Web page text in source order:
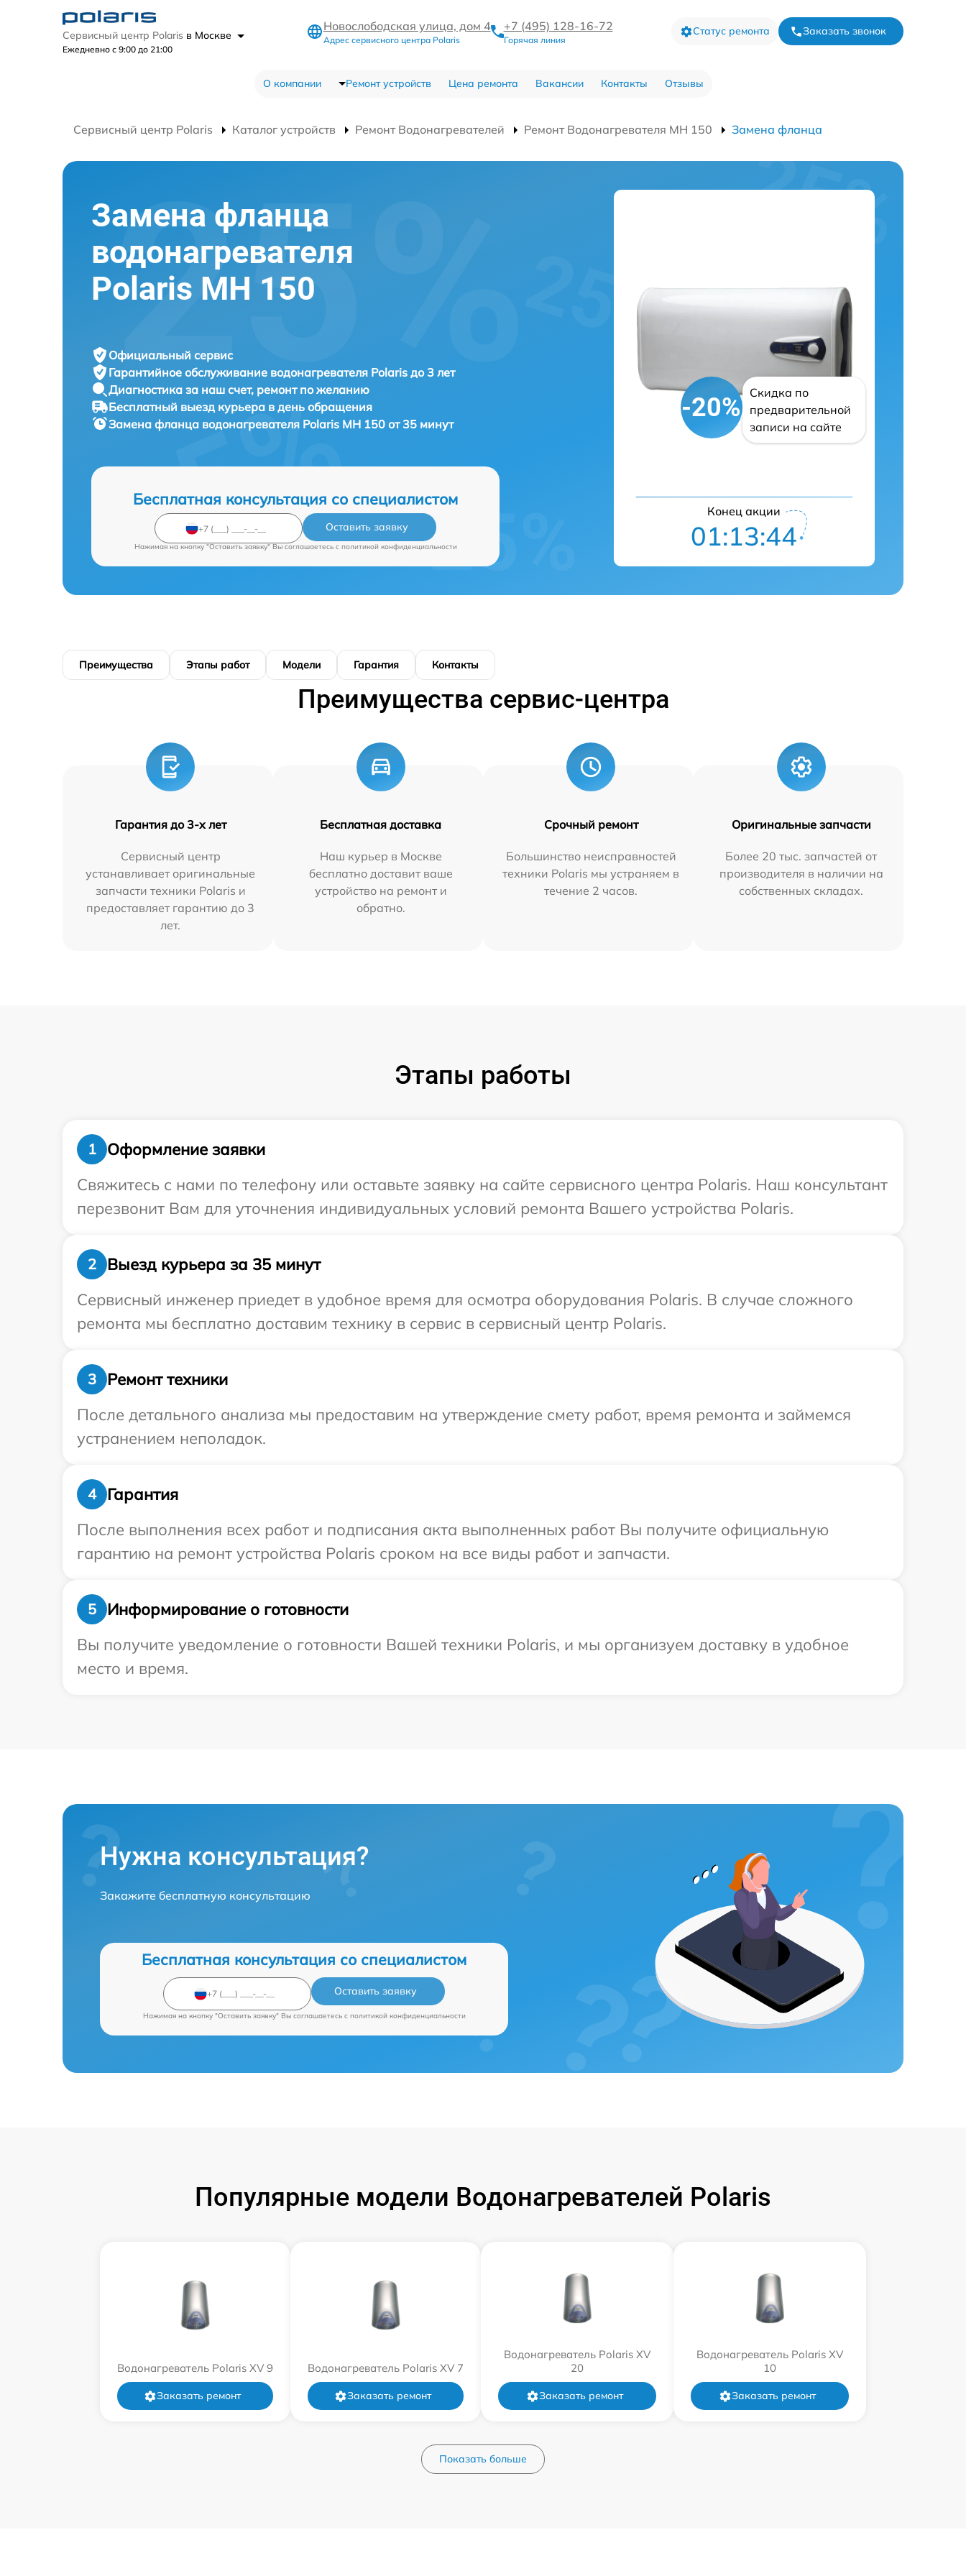
Сервисный центр Polaris в Москве
Ежедневно с 9:00 до 21:00
Новослободская улица, дом 4
Адрес сервисного центра Polaris
+7 (495) 128-16-72
Горячая линия
Статус ремонта Заказать звонок
О компании Ремонт устройств Цена ремонта Вакансии Контакты Отзывы
Сервисный центр Polaris Каталог устройств Ремонт Водонагревателей Ремонт Водонагревателя MH 150 Замена фланца
Замена фланца
водонагревателя
Polaris MH 150
Официальный сервис
Гарантийное обслуживание водонагревателя Polaris до 3 лет
Диагностика за наш счет, ремонт по желанию
Бесплатный выезд курьера в день обращения
Замена фланца водонагревателя Polaris MH 150 от 35 минут
Бесплатная консультация со специалистом
Оставить заявку
Нажимая на кнопку "Оставить заявку" Вы соглашаетесь c политикой конфиденциальности
-20%
Скидка по
предварительной
записи на сайте
Конец акции
01:13:43
Преимущества Этапы работ Модели Гарантия Контакты
Преимущества сервис-центра
Гарантия до 3-х лет
Сервисный центр
устанавливает оригинальные
запчасти техники Polaris и
предоставляет гарантию до 3
лет.
Бесплатная доставка
Наш курьер в Москве
бесплатно доставит ваше
устройство на ремонт и
обратно.
Срочный ремонт
Большинство неисправностей
техники Polaris мы устраняем в
течение 2 часов.
Оригинальные запчасти
Более 20 тыс. запчастей от
производителя в наличии на
собственных складах.
Этапы работы
1
Оформление заявки
Свяжитесь с нами по телефону или оставьте заявку на сайте сервисного центра Polaris. Наш консультант
перезвонит Вам для уточнения индивидуальных условий ремонта Вашего устройства Polaris.
2
Выезд курьера за 35 минут
Сервисный инженер приедет в удобное время для осмотра оборудования Polaris. В случае сложного
ремонта мы бесплатно доставим технику в сервис в сервисный центр Polaris.
3
Ремонт техники
После детального анализа мы предоставим на утверждение смету работ, время ремонта и займемся
устранением неполадок.
4
Гарантия
После выполнения всех работ и подписания акта выполненных работ Вы получите официальную
гарантию на ремонт устройства Polaris сроком на все виды работ и запчасти.
5
Информирование о готовности
Вы получите уведомление о готовности Вашей техники Polaris, и мы организуем доставку в удобное
место и время.
Нужна консультация?
Закажите бесплатную консультацию
Бесплатная консультация со специалистом
Оставить заявку
Нажимая на кнопку "Оставить заявку" Вы соглашаетесь c политикой конфиденциальности
Популярные модели Водонагревателей Polaris
Водонагреватель Polaris XV 9
Заказать ремонт
Водонагреватель Polaris XV 7
Заказать ремонт
Водонагреватель Polaris XV
20
Заказать ремонт
Водонагреватель Polaris XV
10
Заказать ремонт
Показать больше